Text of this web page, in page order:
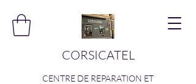
CORSICATEL
CENTRE DE REPARATION ET